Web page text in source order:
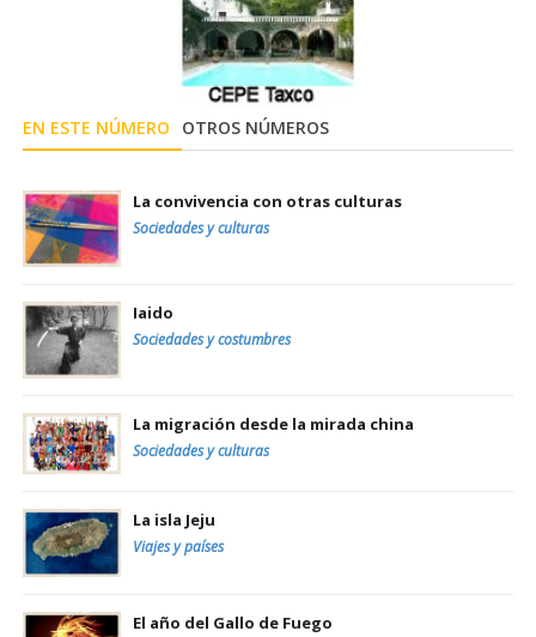
EN ESTE NÚMERO OTROS NÚMEROS
La convivencia con otras culturas
Sociedades y culturas
Iaido
Sociedades y costumbres
La migración desde la mirada china
Sociedades y culturas
La isla Jeju
Viajes y países
El año del Gallo de Fuego